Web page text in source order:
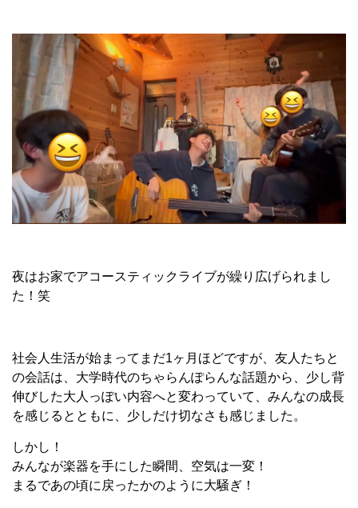
夜はお家でアコースティックライブが繰り広げられまし
た！笑
社会人生活が始まってまだ1ヶ月ほどですが、友人たちと
の会話は、大学時代のちゃらんぽらんな話題から、少し背
伸びした大人っぽい内容へと変わっていて、みんなの成長
を感じるとともに、少しだけ切なさも感じました。
しかし！
みんなが楽器を手にした瞬間、空気は一変！
まるであの頃に戻ったかのように大騒ぎ！